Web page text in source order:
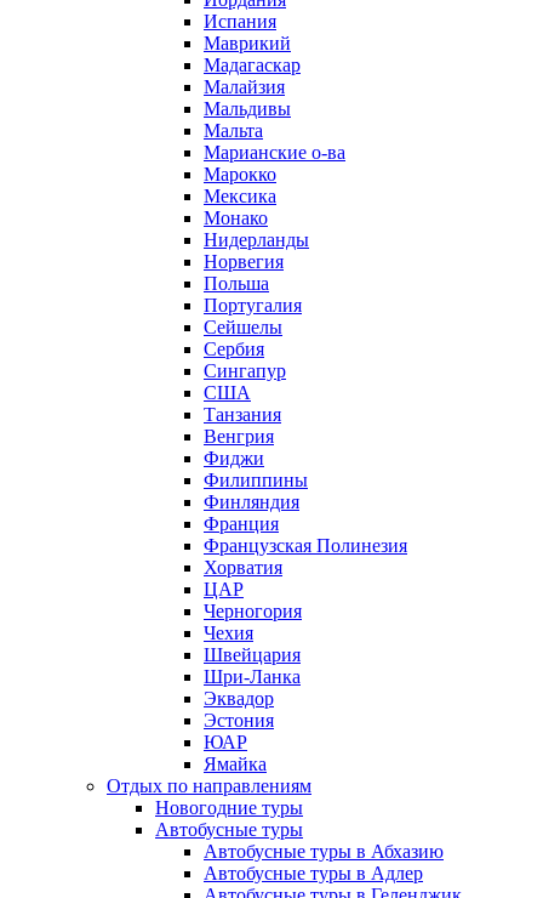
Испания
Маврикий
Мадагаскар
Малайзия
Мальдивы
Мальта
Марианские о-ва
Марокко
Мексика
Монако
Нидерланды
Норвегия
Польша
Португалия
Сейшелы
Сербия
Сингапур
США
Танзания
Венгрия
Фиджи
Филиппины
Финляндия
Франция
Французская Полинезия
Хорватия
ЦАР
Черногория
Чехия
Швейцария
Шри-Ланка
Эквадор
Эстония
ЮАР
Ямайка
Отдых по направлениям
Новогодние туры
Автобусные туры
Автобусные туры в Абхазию
Автобусные туры в Адлер